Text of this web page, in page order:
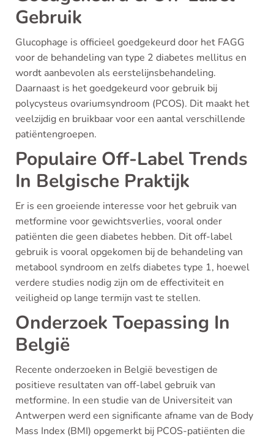
Gebruik
Glucophage is officieel goedgekeurd door het FAGG
voor de behandeling van type 2 diabetes mellitus en
wordt aanbevolen als eerstelijnsbehandeling.
Daarnaast is het goedgekeurd voor gebruik bij
polycysteus ovariumsyndroom (PCOS). Dit maakt het
veelzijdig en bruikbaar voor een aantal verschillende
patiëntengroepen.
Populaire Off-Label Trends
In Belgische Praktijk
Er is een groeiende interesse voor het gebruik van
metformine voor gewichtsverlies, vooral onder
patiënten die geen diabetes hebben. Dit off-label
gebruik is vooral opgekomen bij de behandeling van
metabool syndroom en zelfs diabetes type 1, hoewel
verdere studies nodig zijn om de effectiviteit en
veiligheid op lange termijn vast te stellen.
Onderzoek Toepassing In
België
Recente onderzoeken in België bevestigen de
positieve resultaten van off-label gebruik van
metformine. In een studie van de Universiteit van
Antwerpen werd een significante afname van de Body
Mass Index (BMI) opgemerkt bij PCOS-patiënten die